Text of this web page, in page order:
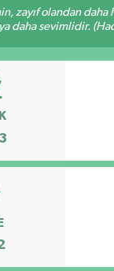
zayıf olandan daha
daha sevimlidir.